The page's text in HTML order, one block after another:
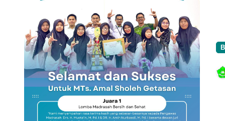
Berita Pengumuman